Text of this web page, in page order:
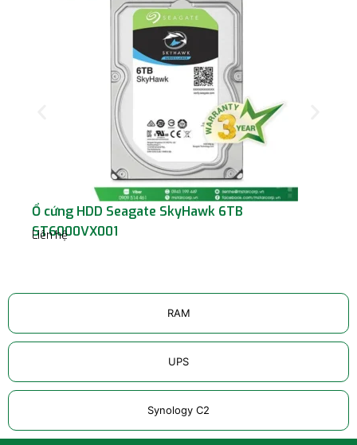
RAM
UPS
Synology C2
Ổ cứng HDD Seagate SkyHawk 6TB
ST6000VX001
Liên hệ